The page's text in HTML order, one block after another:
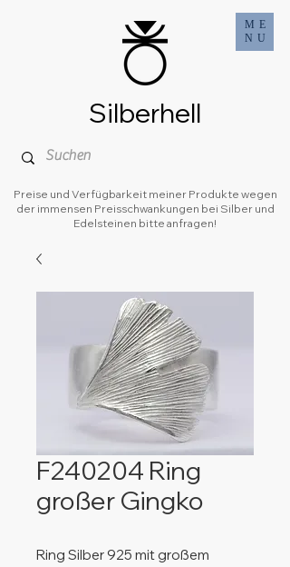
ME
NU
Preise und Verfügbarkeit meiner Produkte wegen
der immensen Preisschwankungen bei Silber und
Edelsteinen bitte anfragen!
Silberhell
F240204 Ring
großer Gingko
Ring Silber 925 mit großem